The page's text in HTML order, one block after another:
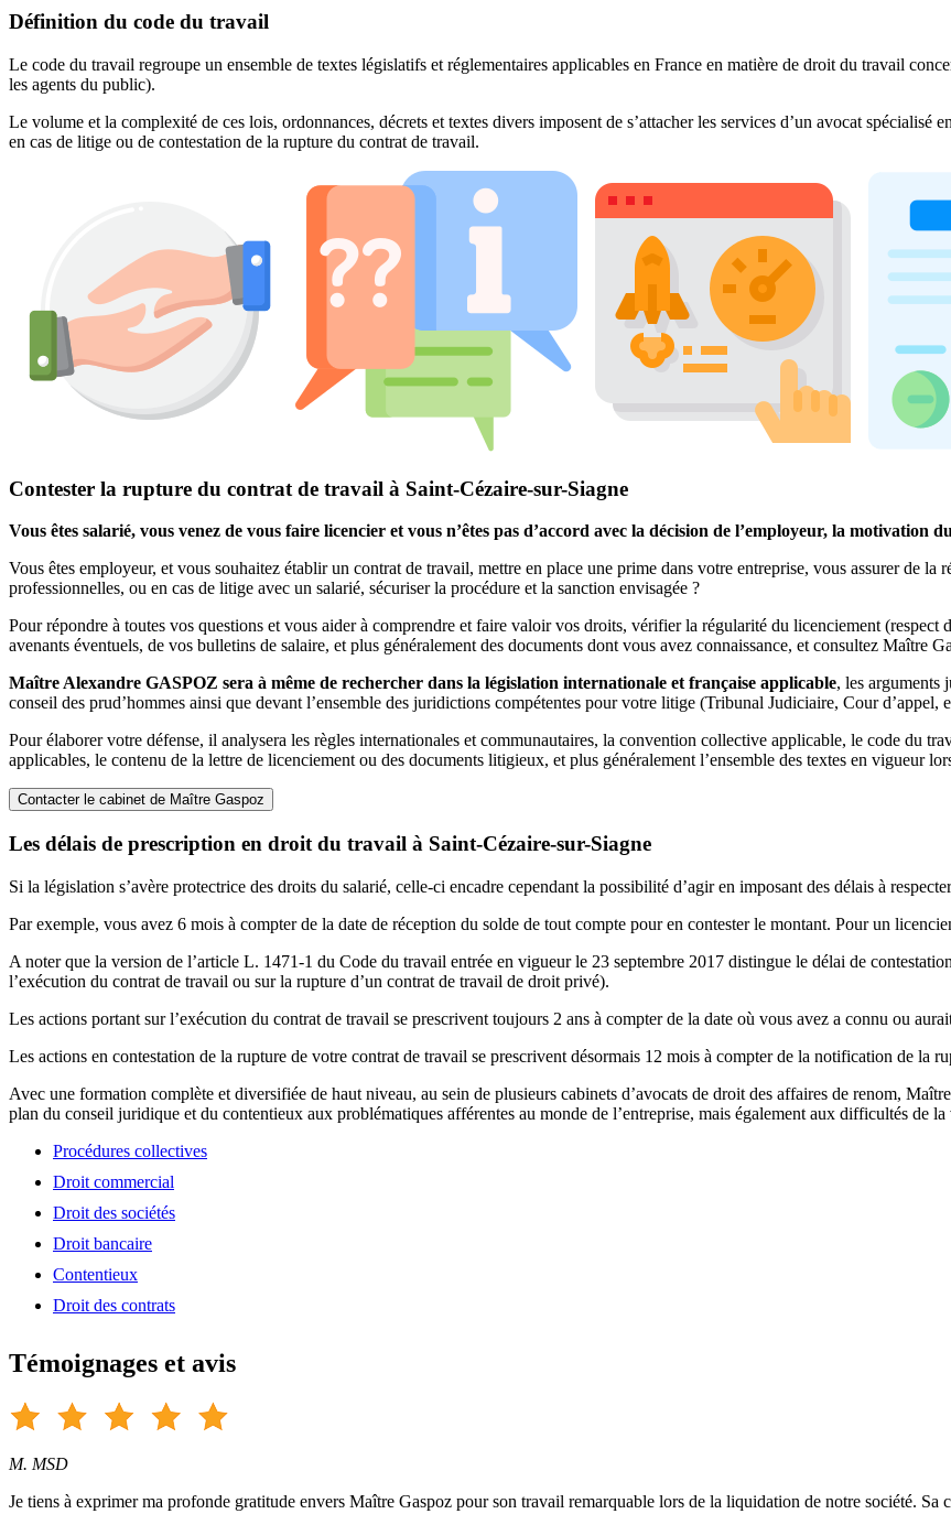
Définition du code du travail
Le code du travail regroupe un ensemble de textes législatifs et réglementaires applicables en France en matière de droit du travail
les agents du public).
Le volume et la complexité de ces lois, ordonnances, décrets et textes divers imposent de s’attacher les services d’un avocat
en cas de litige ou de contestation de la rupture du contrat de travail.
Contester la rupture du contrat de travail à Saint-Cézaire-sur-Siagne
Vous êtes salarié, vous venez de vous faire licencier et vous n’êtes pas d’accord avec la décision de l’employeur, la motivation
Vous êtes employeur, et vous souhaitez établir un contrat de travail, mettre en place une prime dans votre entreprise, vous assurer de la
professionnelles, ou en cas de litige avec un salarié, sécuriser la procédure et la sanction envisagée ?
Pour répondre à toutes vos questions et vous aider à comprendre et faire valoir vos droits, vérifier la régularité du licenciement (respect
avenants éventuels, de vos bulletins de salaire, et plus généralement des documents dont vous avez connaissance, et consultez Maître
Maître Alexandre GASPOZ sera à même de rechercher dans la législation internationale et française applicable, les arguments
conseil des prud’hommes ainsi que devant l’ensemble des juridictions compétentes pour votre litige (Tribunal Judiciaire, Cour d’appel,
Pour élaborer votre défense, il analysera les règles internationales et communautaires, la convention collective applicable, le code du
applicables, le contenu de la lettre de licenciement ou des documents litigieux, et plus généralement l’ensemble des textes en vigueur
Contacter le cabinet de Maître Gaspoz
Les délais de prescription en droit du travail à Saint-Cézaire-sur-Siagne
Si la législation s’avère protectrice des droits du salarié, celle-ci encadre cependant la possibilité d’agir en imposant des délais à
Par exemple, vous avez 6 mois à compter de la date de réception du solde de tout compte pour en contester le montant. Pour un
A noter que la version de l’article L. 1471-1 du Code du travail entrée en vigueur le 23 septembre 2017 distingue le délai de
l’exécution du contrat de travail ou sur la rupture d’un contrat de travail de droit privé).
Les actions portant sur l’exécution du contrat de travail se prescrivent toujours 2 ans à compter de la date où vous avez a connu ou
Les actions en contestation de la rupture de votre contrat de travail se prescrivent désormais 12 mois à compter de la notification de la
Avec une formation complète et diversifiée de haut niveau, au sein de plusieurs cabinets d’avocats de droit des affaires de renom,
plan du conseil juridique et du contentieux aux problématiques afférentes au monde de l’entreprise, mais également aux difficultés de
Procédures collectives
Droit commercial
Droit des sociétés
Droit bancaire
Contentieux
Droit des contrats
Témoignages et avis
M. MSD
Je tiens à exprimer ma profonde gratitude envers Maître Gaspoz pour son travail remarquable lors de la liquidation de notre société. Sa